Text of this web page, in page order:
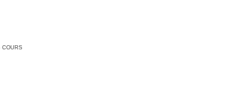
cours